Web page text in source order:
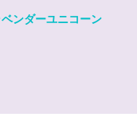
ンダーユニコーン